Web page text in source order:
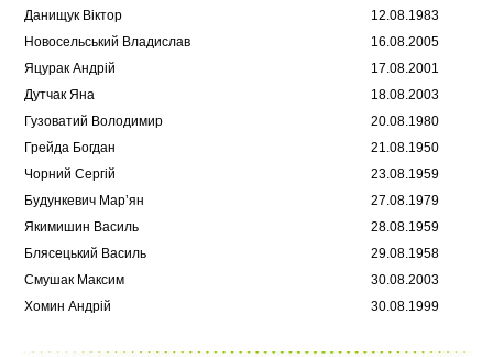
Данищук Віктор
12.08.1983
Новосельський Владислав
16.08.2005
Яцурак Андрій
17.08.2001
Дутчак Яна
18.08.2003
Гузоватий Володимир
20.08.1980
Грейда Богдан
21.08.1950
Чорний Сергій
23.08.1959
Будункевич Мар’ян
27.08.1979
Якимишин Василь
28.08.1959
Блясецький Василь
29.08.1958
Смушак Максим
30.08.2003
Хомин Андрій
30.08.1999